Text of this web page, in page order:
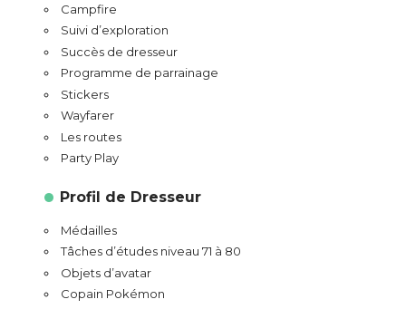
Campfire
Suivi d’exploration
Succès de dresseur
Programme de parrainage
Stickers
Wayfarer
Les routes
Party Play
Profil de Dresseur
Médailles
Tâches d’études niveau 71 à 80
Objets d’avatar
Copain Pokémon